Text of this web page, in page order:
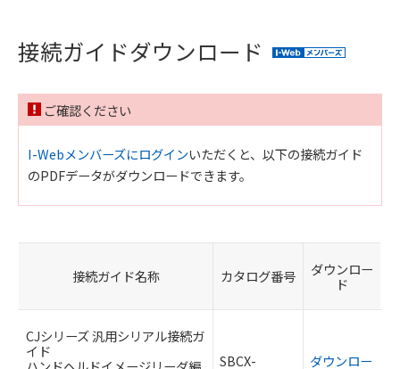
接続ガイドダウンロード
ご確認ください
I-Webメンバーズにログインいただくと、以下の接続ガイド
のPDFデータがダウンロードできます。
接続ガイド名称 カタログ番号
ダウンロー
ド
CJシリーズ 汎用シリアル接続ガ
イド
SBCX-
ダウンロー